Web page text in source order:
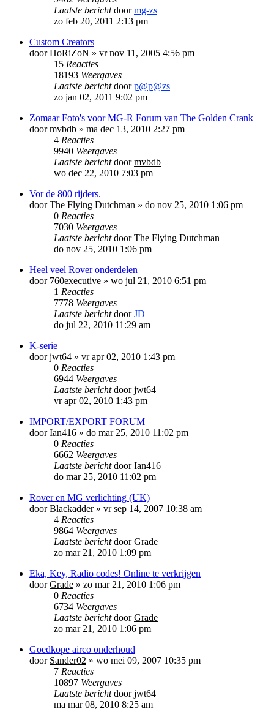
Laatste berichtdoormg-zs
zo feb 20, 2011 2:13 pm
Custom Creators
doorHoRiZoN » vr nov 11, 2005 4:56 pm
15 Reacties
18193 Weergaves
Laatste berichtdoorp@p@zs
zo jan 02, 2011 9:02 pm
Zomaar Foto's voor MG-R Forum van The Golden Crank
doormvbdb » ma dec 13, 2010 2:27 pm
4 Reacties
9940 Weergaves
Laatste berichtdoormvbdb
wo dec 22, 2010 7:03 pm
Vor de 800 rijders.
doorThe Flying Dutchman » do nov 25, 2010 1:06 pm
0 Reacties
7030 Weergaves
Laatste berichtdoorThe Flying Dutchman
do nov 25, 2010 1:06 pm
Heel veel Rover onderdelen
door 760executive » wo jul 21, 2010 6:51 pm
1 Reacties
7778 Weergaves
Laatste berichtdoorJD
do jul 22, 2010 11:29 am
K-serie
doorjwt64 » vr apr 02, 2010 1:43 pm
0 Reacties
6944 Weergaves
Laatste berichtdoorjwt64
vr apr 02, 2010 1:43 pm
IMPORT/EXPORT FORUM
doorIan416 » do mar 25, 2010 11:02 pm
0 Reacties
6662 Weergaves
Laatste berichtdoorIan416
do mar 25, 2010 11:02 pm
Rover en MG verlichting (UK)
doorBlackadder» vr sep 14, 2007 10:38 am
4 Reacties
9864 Weergaves
Laatste berichtdoorGrade
zo mar 21, 2010 1:09 pm
Eka, Key, Radio codes! Online te verkrijgen
doorGrade » zo mar 21, 2010 1:06 pm
0 Reacties
6734 Weergaves
Laatste berichtdoorGrade
zo mar 21, 2010 1:06 pm
Goedkope airco onderhoud
door Sander02 » wo mei 09, 2007 10:35 pm
7 Reacties
10897 Weergaves
Laatste berichtdoorjwt64
ma mar 08, 2010 8:25 am